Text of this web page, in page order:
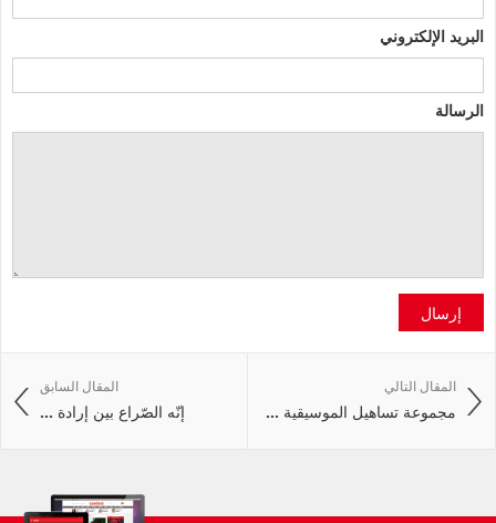
البريد الإلكتروني
الرسالة
إرسال
المقال السابق
إنّه الصّراع بين إرادة ...
المقال التالي
مجموعة تساهيل الموسيقية ...